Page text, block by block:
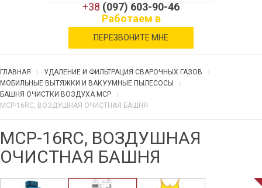
+38 (097) 603-90-46
Работаем в
военное время
ПЕРЕЗВОНИТЕ МНЕ
ГЛАВНАЯ
УДАЛЕНИЕ И ФИЛЬТРАЦИЯ СВАРОЧНЫХ ГАЗОВ
МОБИЛЬНЫЕ ВЫТЯЖКИ И ВАКУУМНЫЕ ПЫЛЕСОСЫ
БАШНЯ ОЧИСТКИ ВОЗДУХА MCP
MCP-16RC, ВОЗДУШНАЯ ОЧИСТНАЯ БАШНЯ
MCP-16RC, ВОЗДУШНАЯ
ОЧИСТНАЯ БАШНЯ